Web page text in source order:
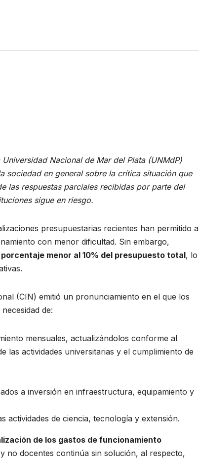
Nacional de Mar del Plata (UNMdP)
sociedad en general sobre la crítica situación que
las respuestas parciales recibidas por parte del
sigue en riesgo.
presupuestarias recientes han permitido a
con menor dificultad. Sin embargo,
menor al 10% del presupuesto total, lo
(CIN) emitió un pronunciamiento en el que los
de:
mensuales, actualizándolos conforme al
las actividades universitarias y el cumplimiento de
a inversión en infraestructura, equipamiento y
actividades de ciencia, tecnología y extensión.
de los gastos de funcionamiento
no docentes continúa sin solución, al respecto,